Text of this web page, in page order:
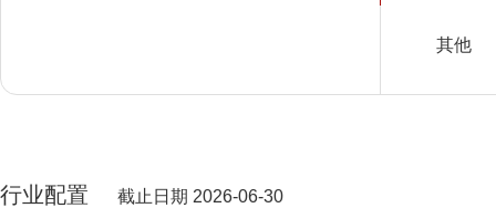
其他
行业配置 截止日期 2026-06-30